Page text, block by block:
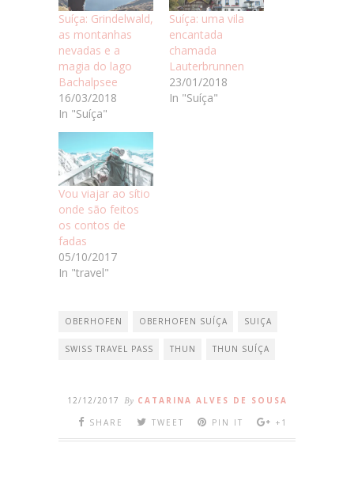
Suíça: Grindelwald,
as montanhas
nevadas e a
magia do lago
Bachalpsee
16/03/2018
In "Suíça"
Suíça: uma vila
encantada
chamada
Lauterbrunnen
23/01/2018
In "Suíça"
Vou viajar ao sítio
onde são feitos
os contos de
fadas
05/10/2017
In "travel"
OBERHOFEN OBERHOFEN SUÍÇA SUIÇA
SWISS TRAVEL PASS THUN THUN SUÍÇA
12/12/2017 By CATARINA ALVES DE SOUSA
SHARE
TWEET PIN IT +1